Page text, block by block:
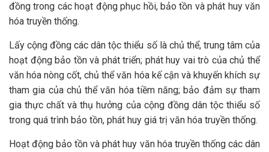
đồng trong các hoạt động phục hồi, bảo tồn và phát huy văn
hóa truyền thống.
Lấy cộng đồng các dân tộc thiểu số là chủ thể, trung tâm của
hoạt động bảo tồn và phát triển; phát huy vai trò của chủ thể
văn hóa nòng cốt, chủ thể văn hóa kế cận và khuyến khích sự
tham gia của chủ thể văn hóa tiềm năng; bảo đảm sự tham
gia thực chất và thụ hưởng của cộng đồng dân tộc thiểu số
trong quá trình bảo tồn, phát huy giá trị văn hóa truyền thống.
Hoạt động bảo tồn và phát huy văn hóa truyền thống các dân